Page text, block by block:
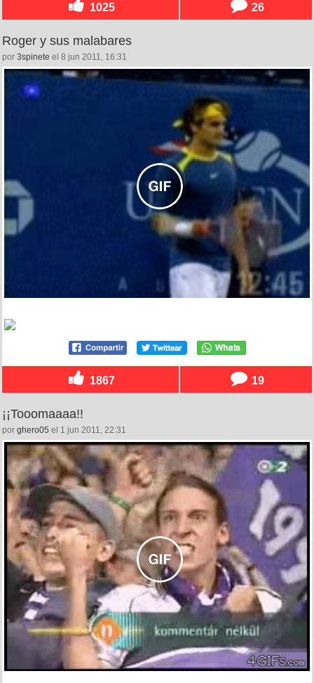
1025 26
Roger y sus malabares
por 3spinete el 8 jun 2011, 16:31
1867 19
¡¡Tooomaaaa!!
por ghero05 el 1 jun 2011, 22:31